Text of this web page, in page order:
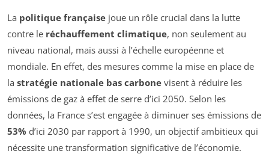
La politique française joue un rôle crucial dans la lutte
contre le réchauffement climatique, non seulement au
niveau national, mais aussi à l’échelle européenne et
mondiale. En effet, des mesures comme la mise en place de
la stratégie nationale bas carbone visent à réduire les
émissions de gaz à effet de serre d’ici 2050. Selon les
données, la France s’est engagée à diminuer ses émissions de
53% d’ici 2030 par rapport à 1990, un objectif ambitieux qui
nécessite une transformation significative de l’économie.